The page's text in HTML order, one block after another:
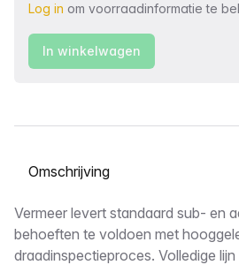
Log in om voorraadinformatie te
In winkelwagen
Selecteer een tabblad
Omschrijving
Vermeer levert standaard sub- en
behoeften te voldoen met
draadinspectieproces. Volledige